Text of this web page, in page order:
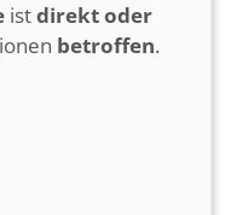
istdirekt oder
betroffen.